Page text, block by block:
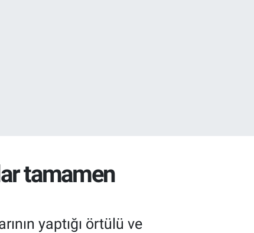
tamamen
yaptığı örtülü ve